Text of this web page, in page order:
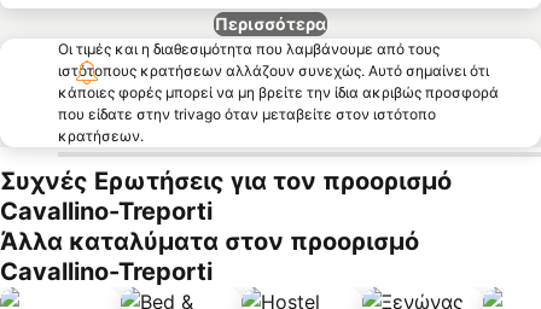
Περισσότερα
Οι τιμές και η διαθεσιμότητα που λαμβάνουμε από τους
ιστότοπους κρατήσεων αλλάζουν συνεχώς. Αυτό σημαίνει ότι
κάποιες φορές μπορεί να μη βρείτε την ίδια ακριβώς προσφορά
που είδατε στην trivago όταν μεταβείτε στον ιστότοπο
κρατήσεων.
Συχνές Ερωτήσεις για τον προορισμό
Cavallino-Treporti
Άλλα καταλύματα στον προορισμό
Cavallino-Treporti